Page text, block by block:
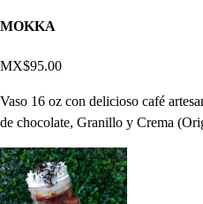
MOKKA
MX$95.00
Vaso 16 oz con delicioso café
de chocolate, Granillo y Crema